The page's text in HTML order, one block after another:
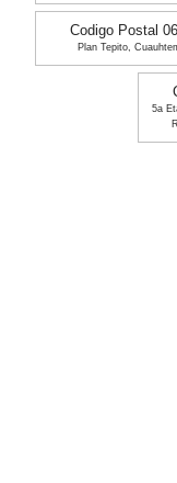
Codigo Postal
Plan Tepito,
5a